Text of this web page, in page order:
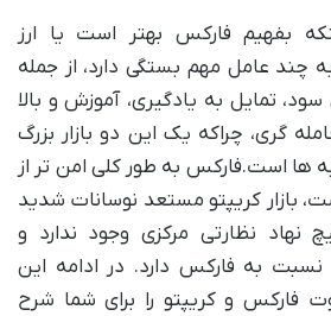
بفهیم فارکس بهتر است یا ارز
چند عامل مهم بستگی دارد، از جمله
تمایل به یادگیری، آموزش و بالا
گری، چراکه یک این دو بازار بزرگ
ها است.فارکس به طور کلی امن تر از
بازار کریپتو مستعد نوسانات شدید
نهاد نظارتی مرکزی وجود ندارد و
نسبت به فارکس دارد. در ادامه این
فارکس و کریپتو را برای شما شرح